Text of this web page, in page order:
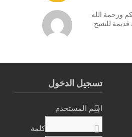
ورحمة الله
قديمة للشيخ
تسجيل الدخول
اسم المستخدم
كلمة